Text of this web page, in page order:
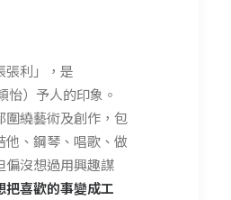
張利」，是
怡）予人的印象。
圍繞藝術及創作，包
他、鋼琴、唱歌、做
偏沒想過用興趣謀
把喜歡的事變成工